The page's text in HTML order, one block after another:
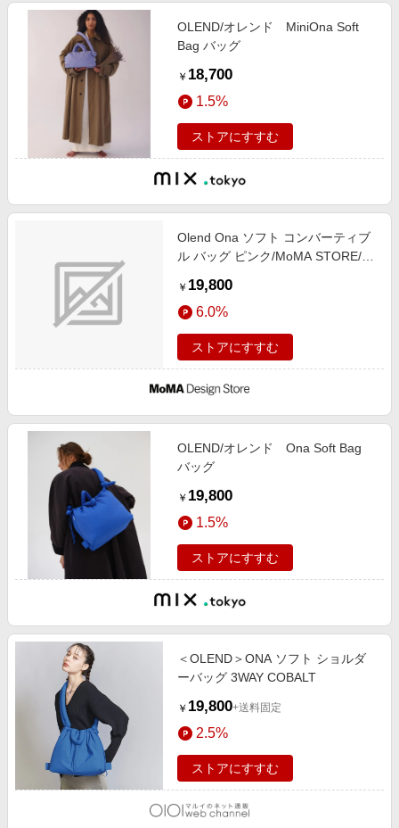
OLEND/オレンド MiniOna Soft
Bag バッグ
￥ 18,700
1.5%
ストアにすすむ
Olend Ona ソフト コンバーティブ
ル バッグ ピンク/MoMA STORE//
￥ 19,800
6.0%
ストアにすすむ
OLEND/オレンド Ona Soft Bag
バッグ
￥ 19,800
1.5%
ストアにすすむ
＜OLEND＞ONA ソフト ショルダ
ーバッグ 3WAY COBALT
￥ 19,800+送料固定
2.5%
ストアにすすむ